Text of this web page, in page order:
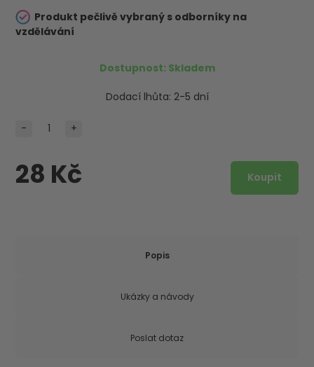
Produkt pečlivě vybraný s odborníky na
vzdělávání
Dostupnost: Skladem
Dodací lhůta: 2-5 dní
28 Kč
- +
Popis
Ukázky a návody
Poslat dotaz